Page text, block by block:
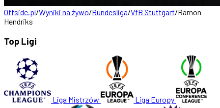
Offside.pl/Wyniki na żywo/Bundesliga/VfB Stuttgart/Ramon
Hendriks
Top Ligi
Liga Mistrzów Liga Europy